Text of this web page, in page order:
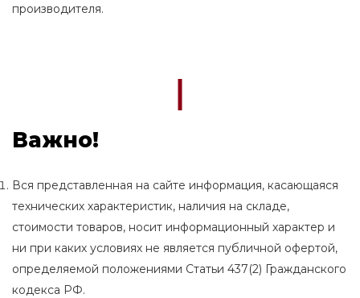
производителя.
Важно!
Вся представленная на сайте информация, касающаяся
технических характеристик, наличия на складе,
стоимости товаров, носит информационный характер и
ни при каких условиях не является публичной офертой,
определяемой положениями Статьи 437(2) Гражданского
кодекса РФ.